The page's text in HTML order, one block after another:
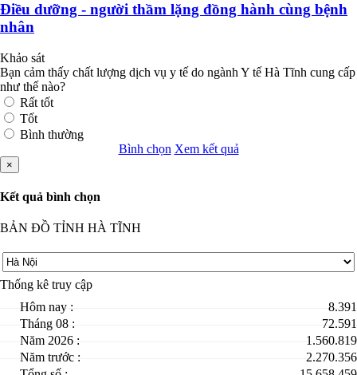
Điều dưỡng - người thầm lặng đồng hành cùng bệnh
nhân
Khảo sát
Bạn cảm thấy chất lượng dịch vụ y tế do ngành Y tế Hà Tĩnh cung cấp
như thế nào?
Rất tốt
Tốt
Bình thường
Bình chọn Xem kết quả
×
Kết quả bình chọn
BẢN ĐỒ TỈNH HÀ TĨNH
Thống kê truy cập
Hôm nay :
8.391
Tháng 08 :
72.591
Năm 2026 :
1.560.819
Năm trước :
2.270.356